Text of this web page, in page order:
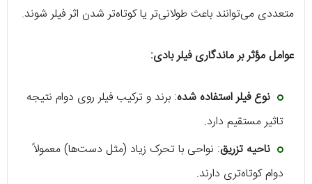
متعددی می‌توانند باعث طولانی‌تر یا کوتاه‌تر شدن اثر فیلر شوند.
عوامل مؤثر بر ماندگاری فیلر بادی:
نوع فیلر استفاده شده: برند و ترکیب فیلر روی دوام نتیجه
تاثیر مستقیم دارد.
ناحیه تزریق: نواحی با تحرک زیاد (مثل دست‌ها) معمولاً
دوام کوتاه‌تری دارند.